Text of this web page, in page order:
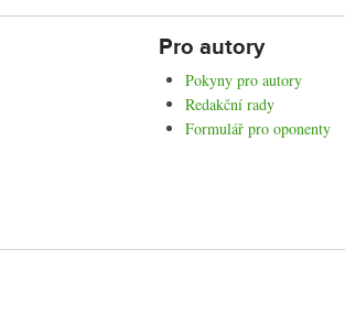
Pro autory
Pokyny pro autory
Redakční rady
Formulář pro oponenty